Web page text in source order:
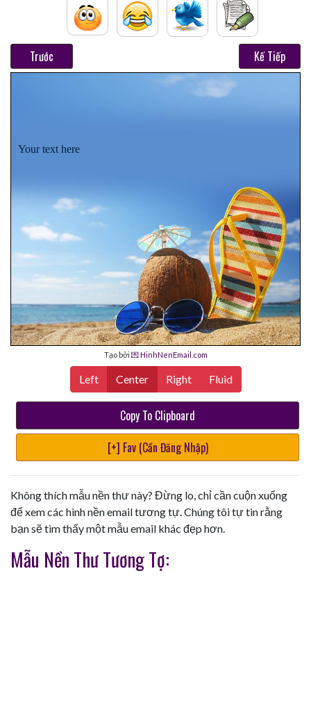
Trước Kế Tiếp
Your text here
Tạo bởi 💌 HinhNenEmail.com
Left Center Right Fluid
Copy To Clipboard
[+] Fav (Cần Đăng Nhập)
Không thích mẫu nền thư này? Đừng lo, chỉ cần cuộn xuống
để xem các hình nền email tương tự. Chúng tôi tự tin rằng
bạn sẽ tìm thấy một mẫu email khác đẹp hơn.
Mẫu Nền Thư Tương Tợ: